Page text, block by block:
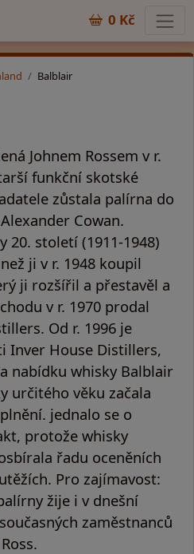
0 Kč
Balblair
Johnem Rossem v r.
funkční skotské
zůstala palírna do
Cowan.
20. století (1911-1948)
ji v r. 1948 koupil
ji rozšířil a přestavěl a
v r. 1970 prodal
Od r. 1996 je
Inver House Distillers,
nabídku whisky Balblair
určitého věku začala
jednalo se o
protože whisky
řadu oceněních
Pro zajímavost:
žije i v dnešní
zaměstnanců